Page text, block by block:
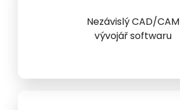
Nezávislý CAD/CAM
vývojář softwaru